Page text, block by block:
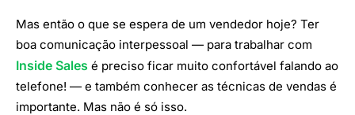
Mas então o que se espera de um vendedor hoje? Ter
boa comunicação interpessoal — para trabalhar com
Inside Sales é preciso ficar muito confortável falando ao
telefone! — e também conhecer as técnicas de vendas é
importante. Mas não é só isso.